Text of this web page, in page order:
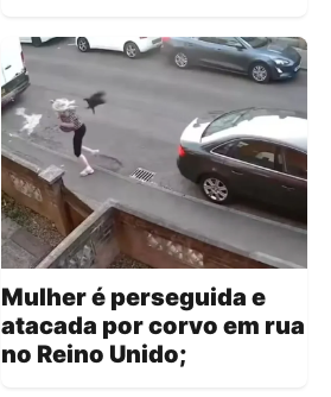
Mulher é perseguida e
atacada por corvo em rua
no Reino Unido;